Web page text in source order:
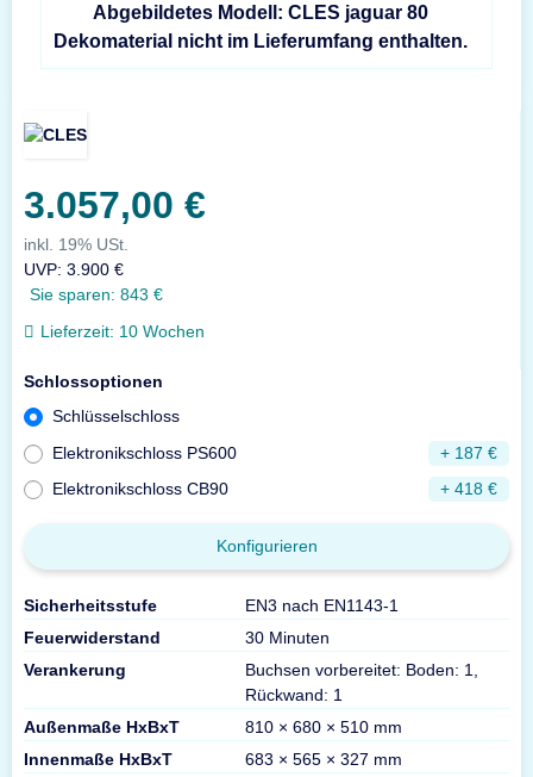
Abgebildetes Modell: CLES jaguar 80
Dekomaterial nicht im Lieferumfang enthalten.
3.057,00 €
inkl. 19% USt.
UVP: 3.900 €
Sie sparen: 843 €
Lieferzeit: 10 Wochen
Schlossoptionen
Schlüsselschloss
Elektronikschloss PS600
+ 187 €
Elektronikschloss CB90
+ 418 €
Konfigurieren
Sicherheitsstufe
EN3 nach EN1143-1
Feuerwiderstand
30 Minuten
Verankerung
Buchsen vorbereitet: Boden: 1,
Rückwand: 1
Außenmaße HxBxT
810 × 680 × 510 mm
Innenmaße HxBxT
683 × 565 × 327 mm